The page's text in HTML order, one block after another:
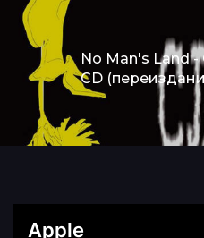
No Man's Land -
CD